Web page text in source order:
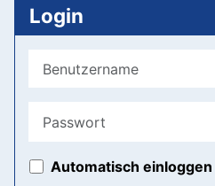
Login
Benutzername
Automatisch einloggen